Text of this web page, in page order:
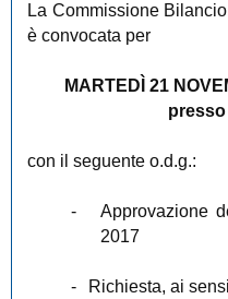
La Commissione
è convocata per
MARTEDÌ 21
presso
con il seguente o.d.g.:
-
Approvazione
2017
-
Richiesta, ai